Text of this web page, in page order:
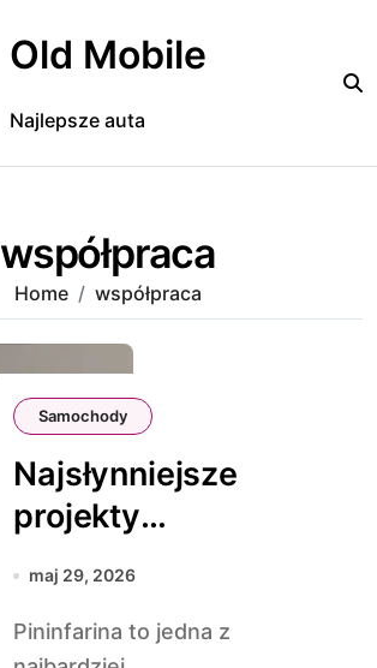
Old Mobile
Najlepsze auta
współpraca
Home współpraca
Samochody
Najsłynniejsze
projekty
Pininfariny
maj 29, 2026
Pininfarina to jedna z